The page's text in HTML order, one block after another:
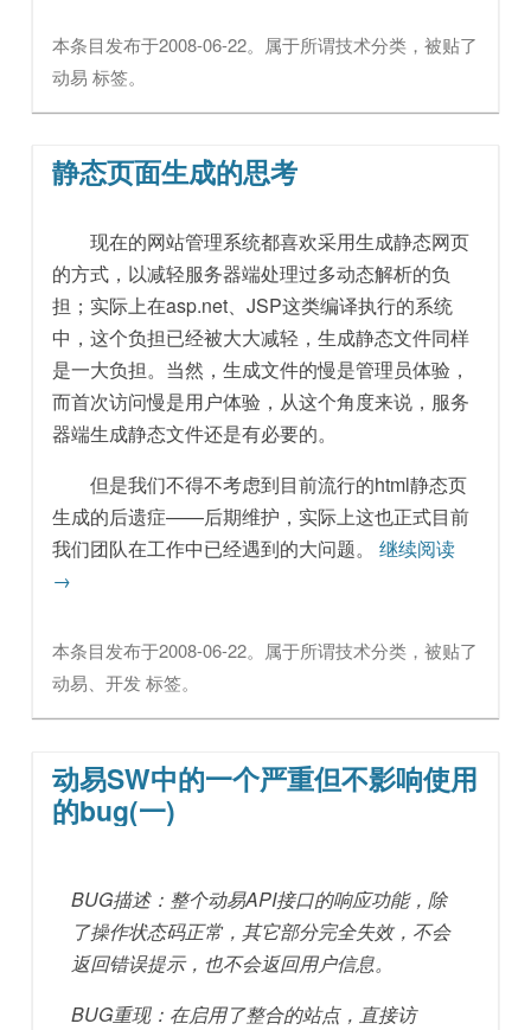
本条目发布于2008-06-22。属于所谓技术分类，被贴了
动易 标签。
静态页面生成的思考
现在的网站管理系统都喜欢采用生成静态网页
的方式，以减轻服务器端处理过多动态解析的负
担；实际上在asp.net、JSP这类编译执行的系统
中，这个负担已经被大大减轻，生成静态文件同样
是一大负担。当然，生成文件的慢是管理员体验，
而首次访问慢是用户体验，从这个角度来说，服务
器端生成静态文件还是有必要的。
但是我们不得不考虑到目前流行的html静态页
生成的后遗症——后期维护，实际上这也正式目前
我们团队在工作中已经遇到的大问题。继续阅读
→
本条目发布于2008-06-22。属于所谓技术分类，被贴了
动易、开发标签。
动易SW中的一个严重但不影响使用
的bug(一)
BUG描述：整个动易API接口的响应功能，除
了操作状态码正常，其它部分完全失效，不会
返回错误提示，也不会返回用户信息。
BUG重现：在启用了整合的站点，直接访